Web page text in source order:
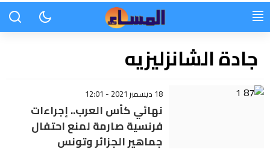
جادة الشانزليزيه
18 ديسمبر 2021 - 12:01
نهائي كأس العرب.. إجراءات
فرنسية صارمة لمنع احتفال
جماهير الجزائر وتونس